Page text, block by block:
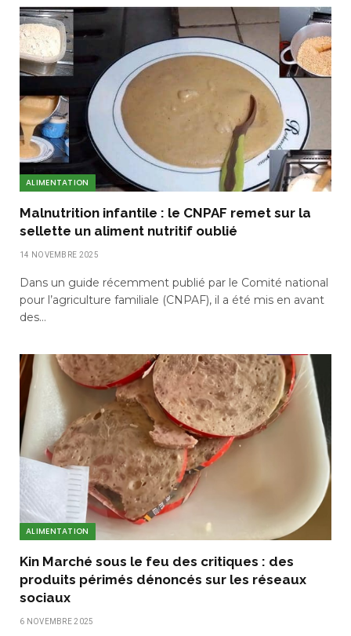
ALIMENTATION
Malnutrition infantile : le CNPAF remet sur la
sellette un aliment nutritif oublié
14 NOVEMBRE 2025
Dans un guide récemment publié par le Comité national
pour l’agriculture familiale (CNPAF), il a été mis en avant
des…
ALIMENTATION
Kin Marché sous le feu des critiques : des
produits périmés dénoncés sur les réseaux
sociaux
6 NOVEMBRE 2025